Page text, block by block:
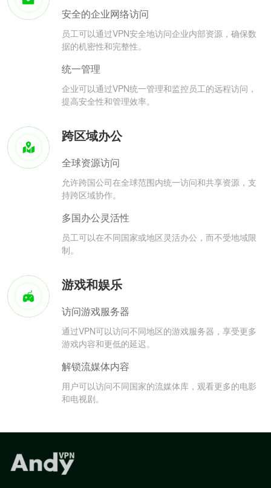
安全的企业网络访问
员工可以通过VPN安全地访问企业内部资源，确保数
据的机密性和完整性。
统一管理
企业可以通过VPN统一管理和监控员工的远程访问，
提高安全性和管理效率。
跨区域办公
全球资源访问
允许跨国公司在全球范围内统一访问和共享资源，支
持跨区域协作。
多国办公灵活性
员工可以在不同国家或地区灵活办公，而不受地域限
制。
游戏和娱乐
访问游戏服务器
通过VPN可以访问不同地区的游戏服务器，享受更多
游戏内容和更低的延迟。
解锁流媒体内容
用户可以访问不同国家的流媒体库，观看更多的电影
和电视剧。